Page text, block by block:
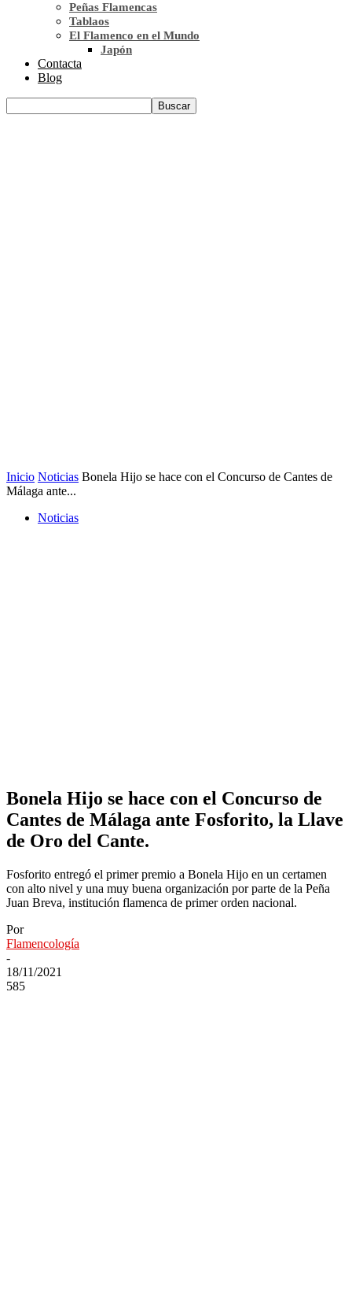
Peñas Flamencas
Tablaos
El Flamenco en el Mundo
Japón
Contacta
Blog
Inicio Noticias Bonela Hijo se hace con el Concurso de Cantes de
Málaga ante...
Noticias
Bonela Hijo se hace con el Concurso de
Cantes de Málaga ante Fosforito, la Llave
de Oro del Cante.
Fosforito entregó el primer premio a Bonela Hijo en un certamen
con alto nivel y una muy buena organización por parte de la Peña
Juan Breva, institución flamenca de primer orden nacional.
Por
Flamencología
-
18/11/2021
585